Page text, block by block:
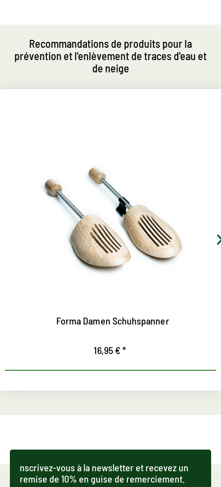
Recommandations de produits pour la
prévention et l'enlèvement de traces d'eau et
de neige
Chaussure de haute qualité
Shaper
Spiralform pour les chaussures des hommes
du bois de hêtre déposé
Incliné attrapé et plier et tient des chaussures
Forma Herren Schuhspanner
16,95 € *
nscrivez-vous à la newsletter et recevez un
remise de 10% en guise de remerciement.